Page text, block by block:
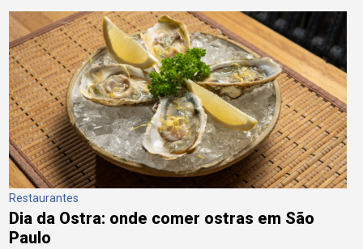
Restaurantes
Dia da Ostra: onde comer ostras em São
Paulo